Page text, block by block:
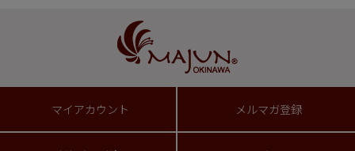
マイアカウント メルマガ登録